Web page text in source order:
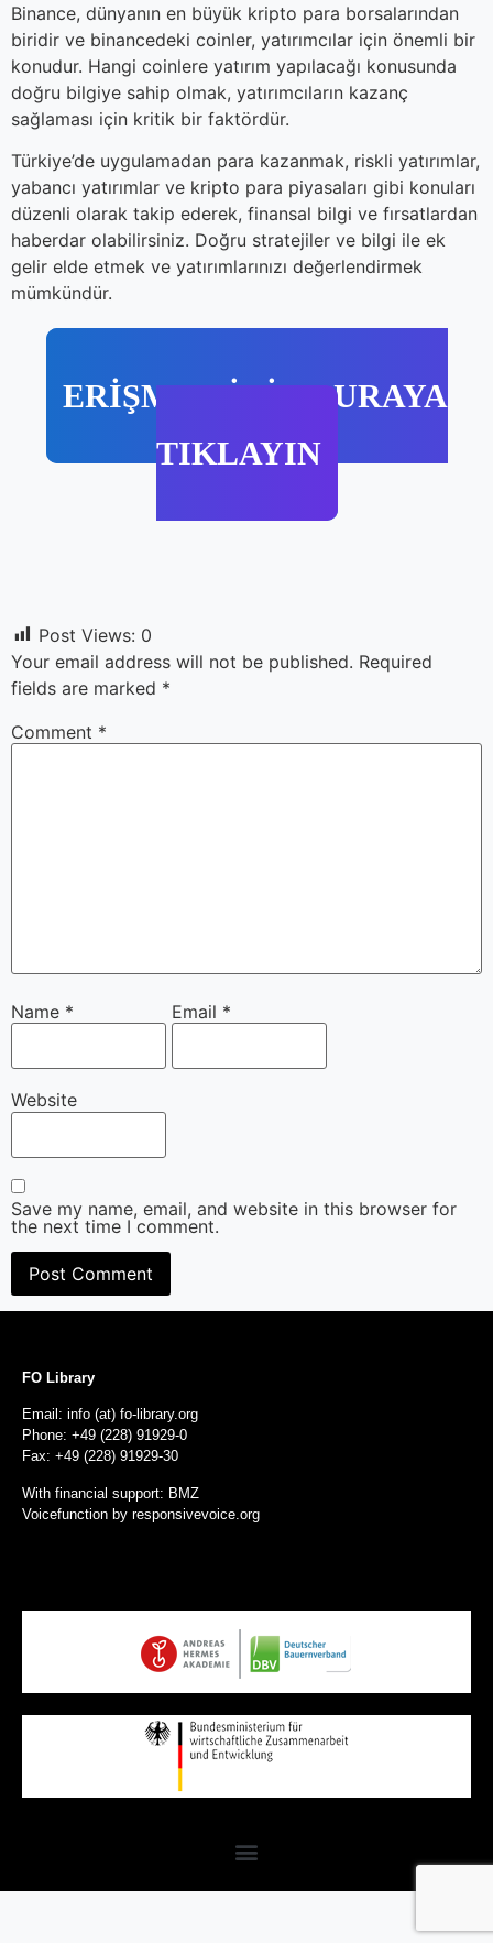
Binance, dünyanın en büyük kripto para borsalarından
biridir ve binancedeki coinler, yatırımcılar için önemli bir
konudur. Hangi coinlere yatırım yapılacağı konusunda
doğru bilgiye sahip olmak, yatırımcıların kazanç
sağlaması için kritik bir faktördür.
Türkiye’de uygulamadan para kazanmak, riskli yatırımlar,
yabancı yatırımlar ve kripto para piyasaları gibi konuları
düzenli olarak takip ederek, finansal bilgi ve fırsatlardan
haberdar olabilirsiniz. Doğru stratejiler ve bilgi ile ek
gelir elde etmek ve yatırımlarınızı değerlendirmek
mümkündür.
ERİŞMEK İÇİN BURAYA
TIKLAYIN
Post Views: 0
Your email address will not be published. Required
fields are marked *
Comment *
Name * Email *
Website
Save my name, email, and website in this browser for
the next time I comment.
FO Library
Email: info (at) fo-library.org
Phone: +49 (228) 91929-0
Fax: +49 (228) 91929-30
With financial support: BMZ
Voicefunction by responsivevoice.org